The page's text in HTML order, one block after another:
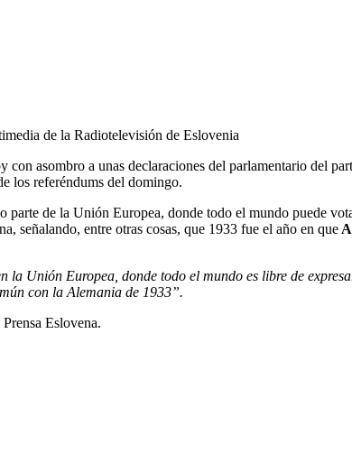
de la Radiotelevisión de Eslovenia
con asombro a unas declaraciones del parlamentario del
los referéndums del domingo.
parte de la Unión Europea, donde todo el mundo puede
señalando, entre otras cosas, que 1933 fue el año en que
la Unión Europea, donde todo el mundo es libre de
con la Alemania de 1933”.
Eslovena.